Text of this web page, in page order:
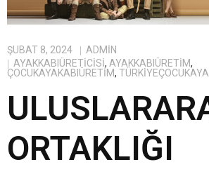
ŞUBAT 8, 2024
ADMIN
AYAKKABIÜRETICISI, AYAKKABIÜRETIM,
ÇOCUKAYAKABIÜRETIM,
ORTAKLIĞI